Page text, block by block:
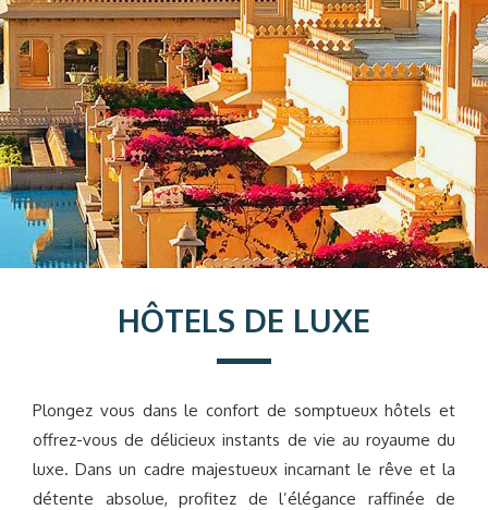
HÔTELS DE LUXE
Plongez vous dans le confort de somptueux hôtels et
offrez-vous de délicieux instants de vie au royaume du
luxe. Dans un cadre majestueux incarnant le rêve et la
détente absolue, profitez de l’élégance raffinée de